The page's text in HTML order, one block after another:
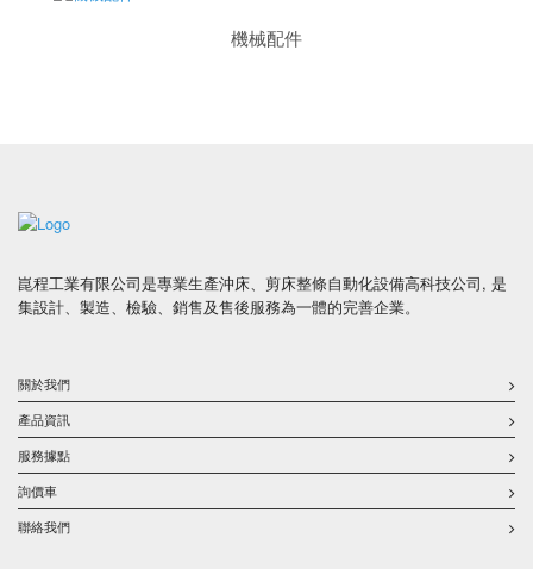
機械配件
崑程工業有限公司是專業生產沖床、剪床整條自動化設備高科技公司, 是
集設計、製造、檢驗、銷售及售後服務為一體的完善企業。
關於我們
產品資訊
服務據點
詢價車
聯絡我們